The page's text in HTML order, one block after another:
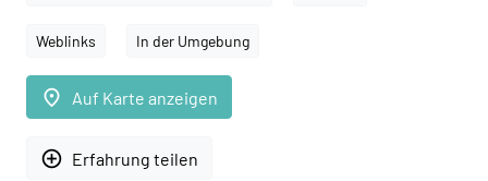
Weblinks In der Umgebung
place Auf Karte anzeigen
add_circle_outline Erfahrung teilen